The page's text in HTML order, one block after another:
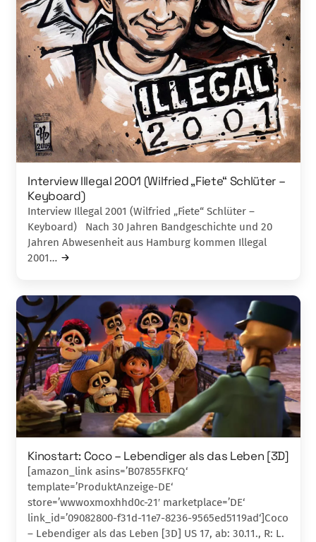
Interview Illegal 2001 (Wilfried „Fiete“ Schlüter –
Keyboard)
Interview Illegal 2001 (Wilfried „Fiete“ Schlüter –
Keyboard) Nach 30 Jahren Bandgeschichte und 20
Jahren Abwesenheit aus Hamburg kommen Illegal
2001…
Kinostart: Coco – Lebendiger als das Leben [3D]
[amazon_link asins=’B07855FKFQ‘
template=’ProduktAnzeige-DE‘
store=’wwwoxmoxhhd0c-21′ marketplace=’DE‘
link_id=’09082800-f31d-11e7-8236-9565ed5119ad‘]Coco
– Lebendiger als das Leben [3D] US 17, ab: 30.11., R: L.